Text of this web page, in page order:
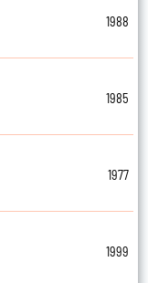
1988
1985
1977
1999